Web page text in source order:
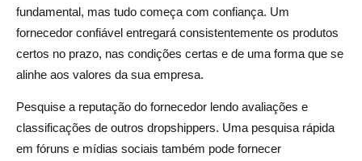
fundamental, mas tudo começa com confiança. Um
fornecedor confiável entregará consistentemente os produtos
certos no prazo, nas condições certas e de uma forma que se
alinhe aos valores da sua empresa.
Pesquise a reputação do fornecedor lendo avaliações e
classificações de outros dropshippers. Uma pesquisa rápida
em fóruns e mídias sociais também pode fornecer